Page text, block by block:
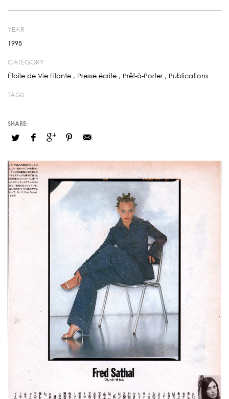
YEAR
1995
CATEGORY
Étoile de Vie Filante , Presse écrite , Prêt-à-Porter , Publications
TAGS